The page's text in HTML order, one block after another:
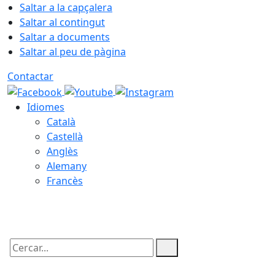
Saltar a la capçalera
Saltar al contingut
Saltar a documents
Saltar al peu de pàgina
Contactar
Idiomes
Català
Castellà
Anglès
Alemany
Francès
Cercar: